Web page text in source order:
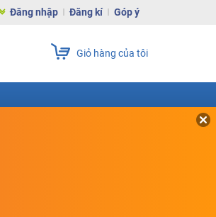
Đăng nhập Đăng kí Góp ý
Giỏ hàng của tôi